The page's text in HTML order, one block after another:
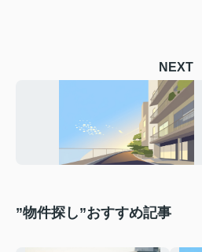
NEXT
”物件探し”おすすめ記事